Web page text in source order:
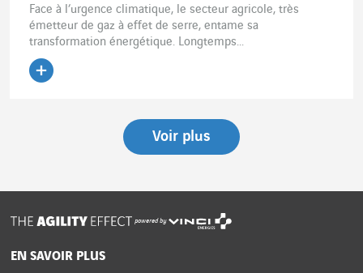
Face à l’urgence climatique, le secteur agricole, très
émetteur de gaz à effet de serre, entame sa
transformation énergétique. Longtemps...
Voir plus
powered by
EN SAVOIR PLUS